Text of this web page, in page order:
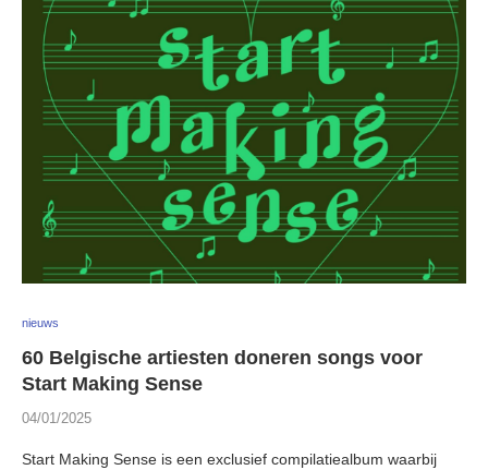
nieuws
60 Belgische artiesten doneren songs voor
Start Making Sense
04/01/2025
Start Making Sense is een exclusief compilatiealbum waarbij